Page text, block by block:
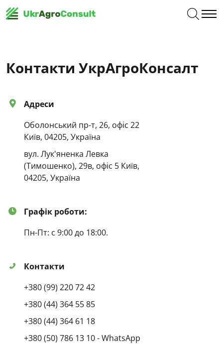
Контакти УкрАгроКонсалт
Адреси
Оболонський пр-т, 26, офіс 22
Київ, 04205, Україна
вул. Лук'яненка Левка
(Тимошенко), 29в, офіс 5 Київ,
04205, Україна
Графік роботи:
Пн-Пт: с 9:00 до 18:00.
Контакти
+380 (99) 220 72 42
+380 (44) 364 55 85
+380 (44) 364 61 18
+380 (50) 786 13 10 - WhatsApp